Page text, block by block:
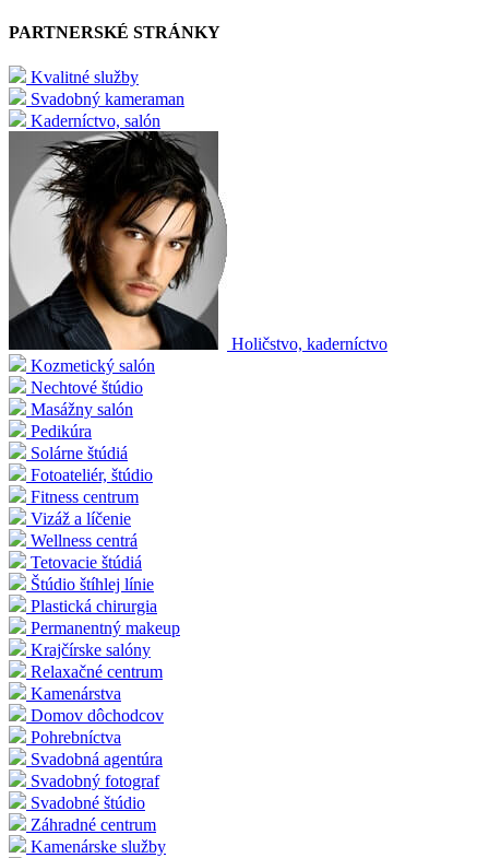
PARTNERSKÉ STRÁNKY
Kvalitné služby
Svadobný kameraman
Kaderníctvo, salón
Holičstvo, kaderníctvo
Kozmetický salón
Nechtové štúdio
Masážny salón
Pedikúra
Solárne štúdiá
Fotoateliér, štúdio
Fitness centrum
Vizáž a líčenie
Wellness centrá
Tetovacie štúdiá
Štúdio štíhlej línie
Plastická chirurgia
Permanentný makeup
Krajčírske salóny
Relaxačné centrum
Kamenárstva
Domov dôchodcov
Pohrebníctva
Svadobná agentúra
Svadobný fotograf
Svadobné štúdio
Záhradné centrum
Kamenárske služby